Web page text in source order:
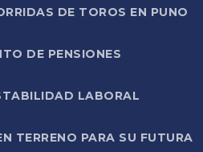
DE TOROS EN PUNO
DE PENSIONES
LABORAL
TERRENO PARA SU FUTURA